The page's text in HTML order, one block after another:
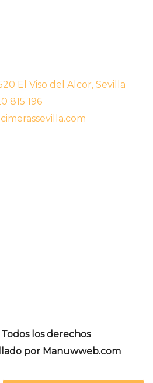
El Viso del Alcor, Sevilla
815 196
los derechos
por Manuwweb.com